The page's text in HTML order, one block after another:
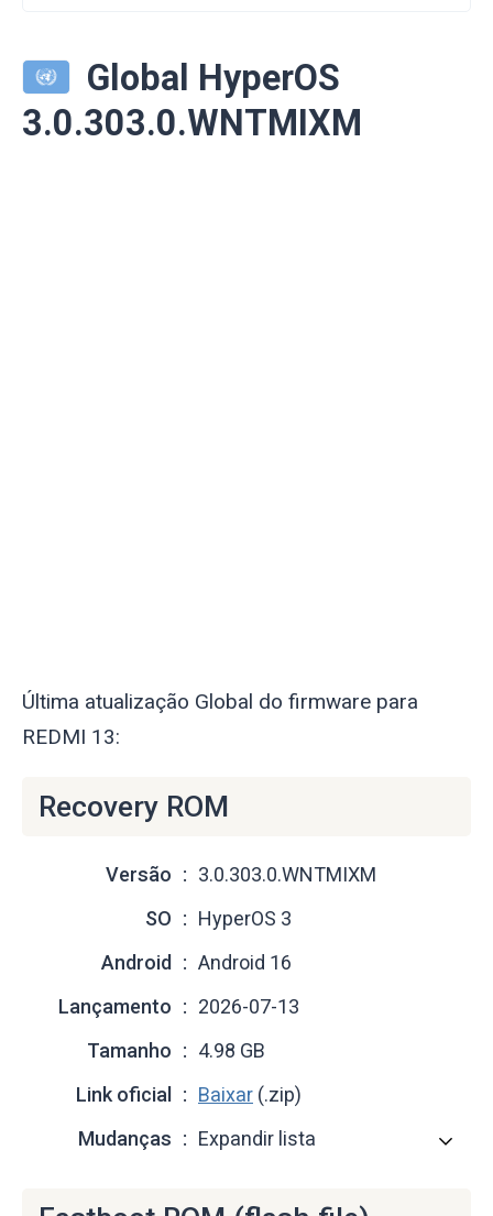
Global HyperOS
3.0.303.0.WNTMIXM
Última atualização Global do firmware para
REDMI 13:
Recovery ROM
Versão
3.0.303.0.WNTMIXM
SO
HyperOS 3
Android
Android 16
Lançamento
2026-07-13
Tamanho
4.98 GB
Link oficial
Baixar (.zip)
Mudanças
Expandir lista